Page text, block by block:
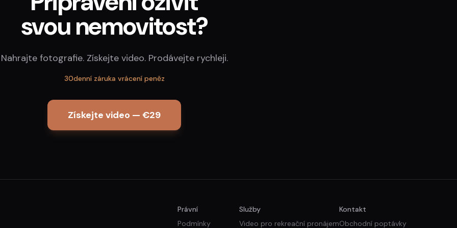
svou nemovitost?
Nahrajte fotografie. Získejte video. Prodávejte rychleji.
30denní záruka vrácení peněz
Získejte video — €29
Právní
Podmínky
Služby
Video pro rekreační pronájem
Kontakt
Obchodní poptávky